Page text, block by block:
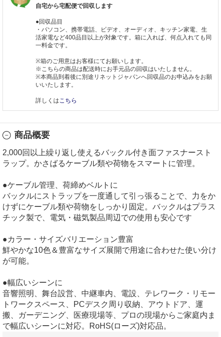
自宅から宅配便で回収します
●回収品目
・パソコン、携帯電話、ビデオ、オーディオ、キッチン家電、生
活家電など400品目以上が対象です。箱に入れば、何点入れても同
一料金です。
※箱のご用意はお客様にてお願いします。
※こちらの商品は配送時にお手元品の回収はいたしません。
※本商品到着後に別途リネットジャパンへ回収品のお申込みをお願
いいたします。
詳しくはこちら
商品概要
2,000回以上繰り返し使えるバックル付き面ファスナースト
ラップ。かさばるケーブル類や荷物をスマートに管理。
●ケーブル管理、荷締めベルトに
バックルにストラップを一度通して引っ張ることで、力をか
けずにケーブル類や荷物をしっかり固定。バックルはプラス
チック製で、電気・磁気製品周辺での使用も安心です
●カラー・サイズバリエーション豊富
鮮やかな10色＆豊富なサイズ展開で用途に合わせた使い分け
が可能。
●幅広いシーンに
音響照明、舞台設営、中継車内、電設、テレワーク・リモー
トワークスペース、PCデスク周り収納、アウトドア、運
搬、ガーデニング、医療現場等、プロの現場からご家庭内ま
で幅広いシーンに対応。RoHS(ローズ)対応品。